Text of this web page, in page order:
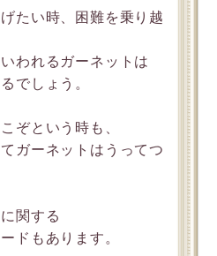
たい時、困難を乗り越
われるガーネットは
でしょう。
ぞという時も、
ガーネットはうってつ
関する
ドもあります。